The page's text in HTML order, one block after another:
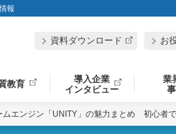
報
資料ダウンロード お
教育
導入企業
インタビュー
業
ムエンジン「UNITY」の魅力まとめ 初心者